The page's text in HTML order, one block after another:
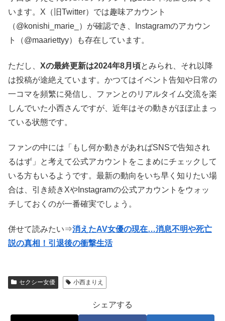
います。X（旧Twitter）では趣味アカウント
（@konishi_marie_）が確認でき、Instagramのアカウン
ト（@maariettyy）も存在しています。
ただし、 Xの最終更新は2024年8月頃とみられ、それ以降
は投稿が途絶えています。かつてはイベント告知や日常の
一コマを頻繁に発信し、ファンとのリアルタイム交流を楽
しんでいた小西さんですが、近年はその動きがほぼ止まっ
ている状態です。
ファンの中には「もし何か動きがあればSNSで告知され
るはず」と考えて公式アカウントをこまめにチェックして
いる方もいるようです。最新の動向をいち早く知りたい場
合は、引き続きXやInstagramの公式アカウントをウォッ
チしておくのが一番確実でしょう。
併せて読みたい⇒消えたAV女優の現在…消息不明や死亡
説の真相！引退後の衝撃生活
セクシー女優 小西まりえ
シェアする